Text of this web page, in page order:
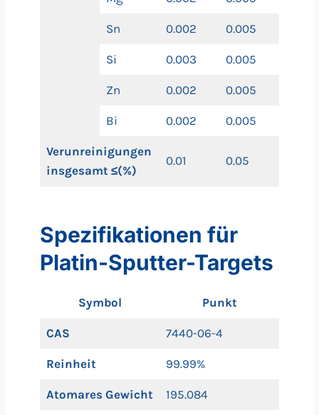
Sn 0.002 0.005
Si 0.003 0.005
Zn 0.002 0.005
Bi 0.002 0.005
Verunreinigungen
insgesamt ≤(%)
0.01 0.05
Spezifikationen für
Platin-Sputter-Targets
Symbol Punkt
CAS 7440-06-4
Reinheit 99.99%
Atomares Gewicht 195.084